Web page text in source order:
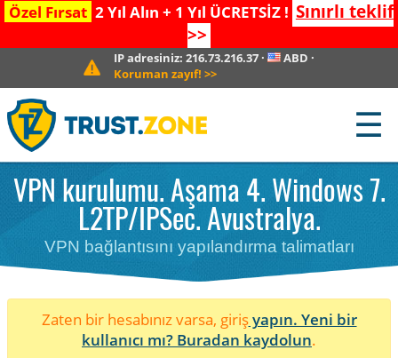
Özel Fırsat 2 Yıl Alın + 1 Yıl ÜCRETSİZ ! Sınırlı teklif
>>
IP adresiniz: 216.73.216.37· ABD ·
Koruman zayıf! >>
☰
VPN kurulumu. Aşama 4. Windows 7.
L2TP/IPSec. Avustralya.
VPN bağlantısını yapılandırma talimatları
Zaten bir hesabınız varsa, girişyapın. Yeni bir
kullanıcı mı? Buradan kaydolun.